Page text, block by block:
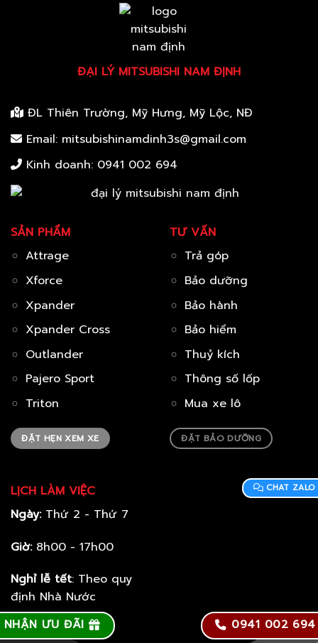
ĐẠI LÝ MITSUBISHI NAM ĐỊNH
ĐL Thiên Trường, Mỹ Hưng, Mỹ Lộc, NĐ
Email: mitsubishinamdinh3s@gmail.com
Kinh doanh: 0941 002 694
SẢN PHẨM
Attrage
Xforce
Xpander
Xpander Cross
Outlander
Pajero Sport
Triton
ĐẶT HẸN XEM XE
LỊCH LÀM VIỆC
Ngày:Thứ 2 - Thứ 7
Giờ:8h00 - 17h00
Nghỉ lễ tết: Theo quy
định Nhà Nước
TƯ VẤN
Trả góp
Bảo dưỡng
Bảo hành
Bảo hiểm
Thuỷ kích
Thông số lốp
Mua xe lô
ĐẶT BẢO DƯỠNG
0941 002 694
CHAT ZALO
NHẬN ƯU ĐÃI